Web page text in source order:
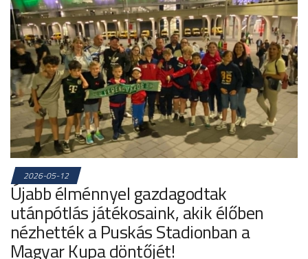
2026-05-12
Újabb élménnyel gazdagodtak
utánpótlás játékosaink, akik élőben
nézhették a Puskás Stadionban a
Magyar Kupa döntőjét!